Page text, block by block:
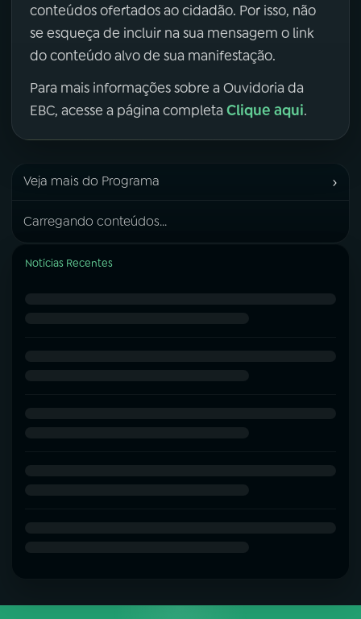
conteúdos ofertados ao cidadão. Por isso, não
se esqueça de incluir na sua mensagem o link
do conteúdo alvo de sua manifestação.
Para mais informações sobre a Ouvidoria da
EBC, acesse a página completa Clique aqui.
Veja mais do Programa ›
Carregando conteúdos...
Notícias Recentes